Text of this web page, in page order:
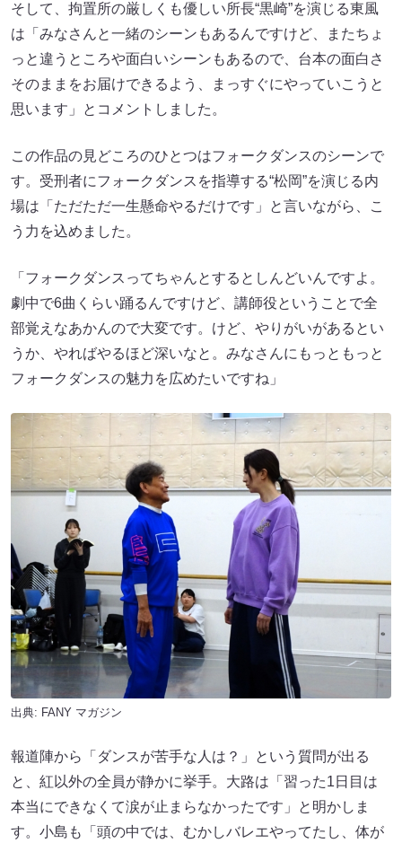
そして、拘置所の厳しくも優しい所長“黒崎”を演じる東風
は「みなさんと一緒のシーンもあるんですけど、またちょ
っと違うところや面白いシーンもあるので、台本の面白さ
そのままをお届けできるよう、まっすぐにやっていこうと
思います」とコメントしました。
この作品の見どころのひとつはフォークダンスのシーンで
す。受刑者にフォークダンスを指導する“松岡”を演じる内
場は「ただただ一生懸命やるだけです」と言いながら、こ
う力を込めました。
「フォークダンスってちゃんとするとしんどいんですよ。
劇中で6曲くらい踊るんですけど、講師役ということで全
部覚えなあかんので大変です。けど、やりがいがあるとい
うか、やればやるほど深いなと。みなさんにもっともっと
フォークダンスの魅力を広めたいですね」
出典: FANY マガジン
報道陣から「ダンスが苦手な人は？」という質問が出る
と、紅以外の全員が静かに挙手。大路は「習った1日目は
本当にできなくて涙が止まらなかったです」と明かしま
す。小島も「頭の中では、むかしバレエやってたし、体が